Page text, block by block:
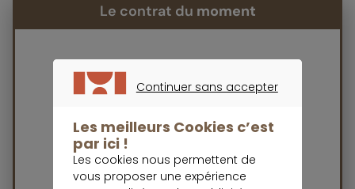
Le contrat du moment
PEA Meilleurtaux
Note trustpilot :
Continuer sans accepter
Les meilleurs Cookies c’est
par ici !
Les cookies nous permettent de
vous proposer une expérience